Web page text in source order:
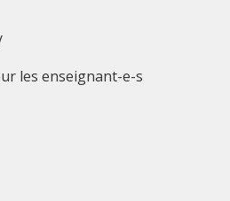
les enseignant-e-s